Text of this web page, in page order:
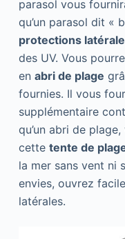
parasol vous
qu’un parasol dit «
protections
des UV. Vous
en abri de plage
fournies. Il vous
supplémentaire
qu’un abri de
cette tente de
la mer sans vent ni
envies, ouvrez
latérales.